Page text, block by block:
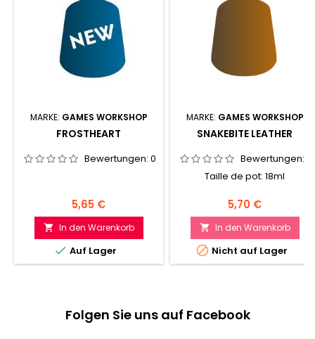
MARKE: GAMES WORKSHOP
FROSTHEART
Bewertungen: 0
Preis
5,65 €
 In den Warenkorb
 Auf Lager
MARKE: GAMES WORKSHOP
SNAKEBITE LEATHER
Bewertungen:
Taille de pot: 18ml
Preis
5,70 €
 In den Warenkorb
 Nicht auf Lager
Folgen Sie uns auf Facebook